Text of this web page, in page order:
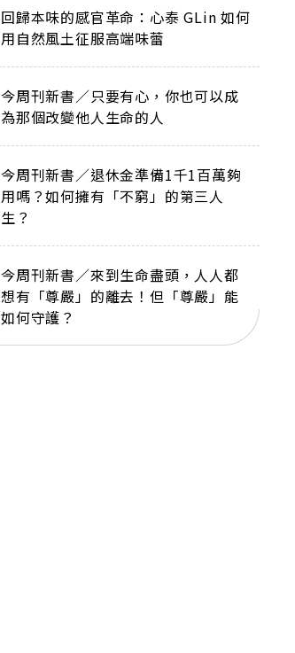
回歸本味的感官革命：心泰 GLin 如何
用自然風土征服高端味蕾
今周刊新書／只要有心，你也可以成
為那個改變他人生命的人
今周刊新書／退休金準備1千1百萬夠
用嗎？如何擁有「不窮」的第三人
生？
今周刊新書／來到生命盡頭，人人都
想有「尊嚴」的離去！但「尊嚴」能
如何守護？